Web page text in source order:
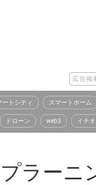
広告掲
ートシティ スマートホーム
ドローン web3 イチ
ラーニ